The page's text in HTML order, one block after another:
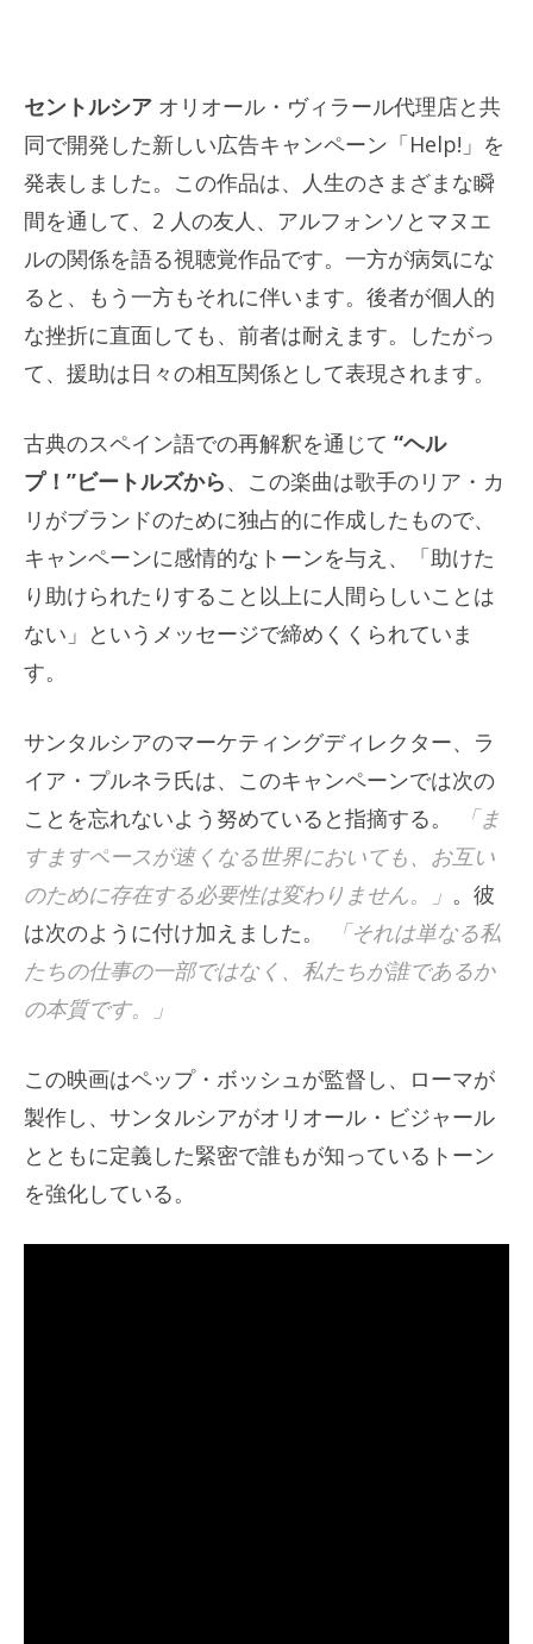
セントルシア オリオール・ヴィラール代理店と共
同で開発した新しい広告キャンペーン「Help!」を
発表しました。この作品は、人生のさまざまな瞬
間を通して、2 人の友人、アルフォンソとマヌエ
ルの関係を語る視聴覚作品です。一方が病気にな
ると、もう一方もそれに伴います。後者が個人的
な挫折に​​直面しても、前者は耐えます。したがっ
て、援助は日々の相互関係として表現されます。
古典のスペイン語での再解釈を通じて “ヘル
プ！”ビートルズから、この楽曲は歌手のリア・カ
リがブランドのために独占的に作成したもので、
キャンペーンに感情的なトーンを与え、「助けた
り助けられたりすること以上に人間らしいことは
ない」というメッセージで締めくくられていま
す。
サンタルシアのマーケティングディレクター、ラ
イア・プルネラ氏は、このキャンペーンでは次の
ことを忘れないよう努めていると指摘する。
「ま
すますペースが速くなる世界においても、お互い
のために存在する必要性は変わりません。」 。彼
は次のように付け加えました。
「それは単なる私
たちの仕事の一部ではなく、私たちが誰であるか
の本質です。」
この映画はペップ・ボッシュが監督し、ローマが
製作し、サンタルシアがオリオール・ビジャール
とともに定義した緊密で誰もが知っているトーン
を強化している。